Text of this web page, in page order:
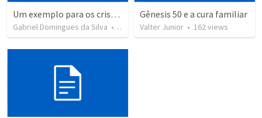
Um exemplo para os cristãos! | Genesis 45.4-8
Gabriel Domingues da Silva • 645 views
Gênesis 50 e a cura familiar
Valter Junior • 162views